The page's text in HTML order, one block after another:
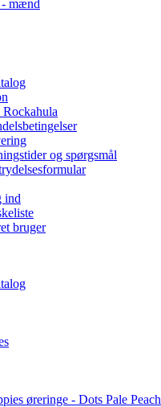
mænd
Rockahula
og spørgsmål
ind
bruger
øreringe - Dots Pale Peach